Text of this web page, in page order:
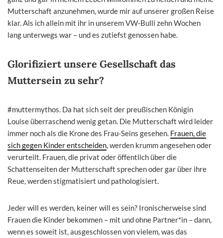
Mutterschaft anzunehmen, wurde mir auf unserer großen Reise
klar. Als ich allein mit ihr in unserem VW-Bulli zehn Wochen
lang unterwegs war – und es zutiefst genossen habe.
Glorifiziert unsere Gesellschaft das
Muttersein zu sehr?
#muttermythos. Da hat sich seit der preußischen Königin
Louise überraschend wenig getan. Die Mutterschaft wird leider
immer noch als die Krone des Frau-Seins gesehen. Frauen, die
sich gegen Kinder entscheiden, werden krumm angesehen oder
verurteilt. Frauen, die privat oder öffentlich über die
Schattenseiten der Mutterschaft sprechen oder gar über ihre
Reue, werden stigmatisiert und pathologisiert.
Jeder will es werden, keiner will es sein? Ironischerweise sind
Frauen die Kinder bekommen – mit und ohne Partner*in – dann,
wenn es soweit ist, ausgeschlossen von vielem, was das